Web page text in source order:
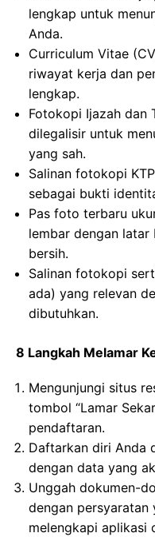
lengkap untuk
Anda.
Curriculum Vitae
riwayat kerja dan
lengkap.
Fotokopi Ijazah dan
dilegalisir untuk
yang sah.
Salinan fotokopi
sebagai bukti
Pas foto terbaru
lembar dengan
bersih.
Salinan fotokopi
ada) yang relevan
dibutuhkan.
8 Langkah Melamar
Mengunjungi situs
tombol “Lamar
pendaftaran.
Daftarkan diri Anda
dengan data yang
Unggah dokumen-
dengan
melengkapi aplikasi